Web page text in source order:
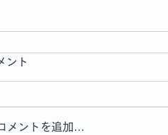
ント
メントを追加…